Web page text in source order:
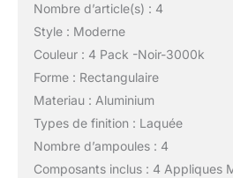
Nombre d’article(s) : 4
Style : Moderne
Couleur : 4 Pack -Noir-3000k
Forme : Rectangulaire
Materiau : Aluminium
Types de finition : Laquée
Nombre d’ampoules : 4
Composants inclus : 4 Appliques